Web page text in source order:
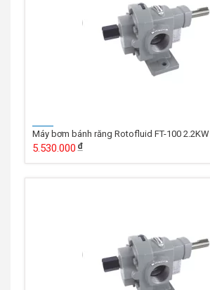
Máy bơm bánh răng Rotofluid FT-100 2.2KW
5.530.000